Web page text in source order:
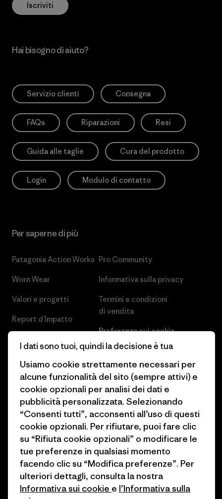
Iscriviti
Hai bisogno di aiuto?
Servizio clienti Consegna
FAQs Riparazioni Resi
Guida alle taglie Cura del prodotto
Login Modulo di contatto
Per saperne di più
Patagonia Action Works
Worn Wear
Valori e progetti
Report d’Impatto
Obiettivi climatici
1% For The Planet
Come finanziamo
Buoni regalo
Trova un negozio
Pro Community
Informativa sulla privacy
Termini e condizioni
di vendita
Preferenze sui cookie
Lavora con noi
Stampa e media
Industry program
Programma di affiliazione
Patagonia Italia Mappa del sito
I dati sono tuoi, quindi la decisione è tua
Usiamo cookie strettamente necessari per
alcune funzionalità del sito (sempre attivi) e
cookie opzionali per analisi dei dati e
pubblicità personalizzata. Selezionando
“Consenti tutti”, acconsenti all’uso di questi
cookie opzionali. Per rifiutare, puoi fare clic
su “Rifiuta cookie opzionali” o modificare le
tue preferenze in qualsiasi momento
facendo clic su “Modifica preferenze”. Per
ulteriori dettagli, consulta la nostra
Informativa sui cookie e l’Informativa sulla